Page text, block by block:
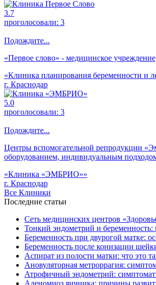
3.7
проголосовали: 3
Подождите...
«Первое слово» - медицинское
«Клиника планирования беременности и
г. Краснодар
5.0
проголосовали: 3
Подождите...
Центры вспомогательной репродукции
оборудованием, индивидуальным
«Клиника «ЭМБРИО»»
г. Краснодар
Все Клиники
Последние статьи
Сеть медицинских центров
Тонкий эндометрий и беременность:
Беременность при двурогой матке:
Беременность после конизации
Аспират из полости матки: что это
Ановуляторная метроррагия:
Атрофичный эндометрий: